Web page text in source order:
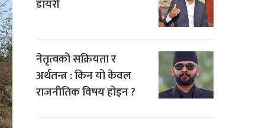
डायरी
नेतृत्वको सक्रियता र
अर्थतन्त्र : किन यो केवल
राजनीतिक विषय होइन ?